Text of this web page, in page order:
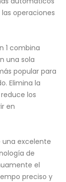
operaciones
1 combina
una sola
popular para
Elimina la
los
en
una excelente
de
el
preciso y